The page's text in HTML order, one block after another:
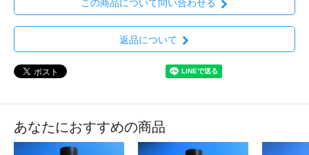
この商品について問い合わせる
返品について
あなたにおすすめの商品